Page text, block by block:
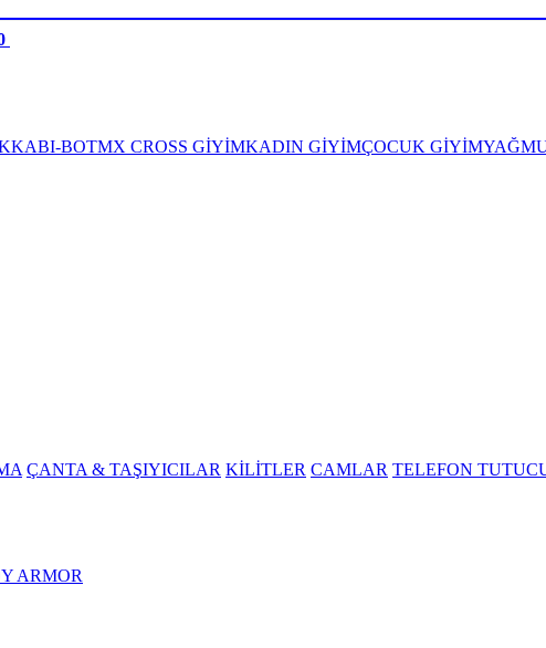
BOTMX CROSS GİYİMKADIN GİYİMÇOCUK GİYİM
ÇANTA & TAŞIYICILAR KİLİTLER CAMLAR TELEFON
ARMOR